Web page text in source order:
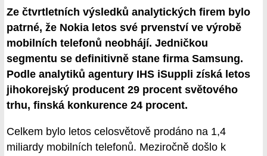
Ze čtvrtletních výsledků analytických firem bylo
patrné, že Nokia letos své prvenství ve výrobě
mobilních telefonů neobhájí. Jedničkou
segmentu se definitivně stane firma Samsung.
Podle analytiků agentury IHS iSuppli získá letos
jihokorejský producent 29 procent světového
trhu, finská konkurence 24 procent.
Celkem bylo letos celosvětově prodáno na 1,4
miliardy mobilních telefonů. Meziročně došlo k